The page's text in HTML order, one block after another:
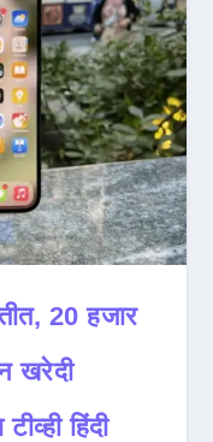
20 हजार
खरेदी
हिंदी